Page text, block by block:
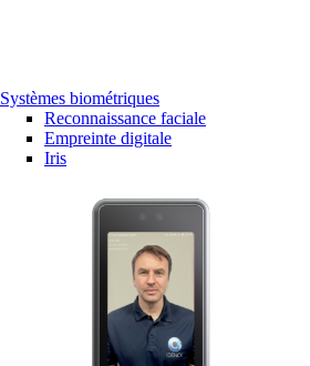
Systèmes biométriques
Reconnaissance faciale
Empreinte digitale
Iris